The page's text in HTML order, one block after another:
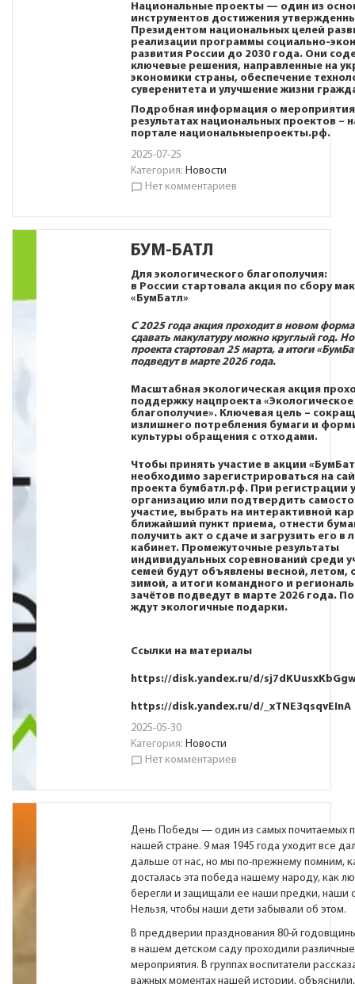
Национальные проекты — один из
инструментов достижения
Президентом национальных целей
реализации программы социально-
развития России до 2030 года. Они
ключевые решения, направленные на
экономики страны, обеспечение
суверенитета и улучшение жизни
Подробная информация о
результатах национальных проектов –
портале национальныепроекты.рф.
2025-07-25
Категория: Новости
chat_bubble_outline Нет комментариев
БУМ-БАТЛ
Для экологического благополучия:
в России стартовала акция по сбору
«БумБатл»
С 2025 года акция проходит в новом
сдавать макулатуру можно круглый год.
проекта стартовал 25 марта, а итоги
подведут в марте 2026 года.
Масштабная экологическая акция
поддержку нацпроекта «Экологическое
благополучие». Ключевая цель –
излишнего потребления бумаги и
культуры обращения с отходами.
Чтобы принять участие в акции
необходимо зарегистрироваться на
проекта бумбатл.рф. При регистрации
организацию или подтвердить
участие, выбрать на интерактивной
ближайший пункт приема, отнести
получить акт о сдаче и загрузить его в
кабинет. Промежуточные результаты
индивидуальных соревнований среди
семей будут объявлены весной, летом,
зимой, а итоги командного и
зачётов подведут в марте 2026 года.
ждут экологичные подарки.
Ссылки на материалы
https://disk.yandex.ru/d/
https://disk.yandex.ru/d/_xTNE3qsqvEInA
2025-05-30
Категория: Новости
chat_bubble_outline Нет комментариев
День Победы — один из самых почитаемых
нашей стране. 9 мая 1945 года уходит все
дальше от нас, но мы по-прежнему помним,
досталась эта победа нашему народу, как
берегли и защищали ее наши предки, наши
Нельзя, чтобы наши дети забывали об этом.
В преддверии празднования 80-й
в нашем детском саду проходили различные
мероприятия. В группах воспитатели
важных моментах нашей истории, объяснили,